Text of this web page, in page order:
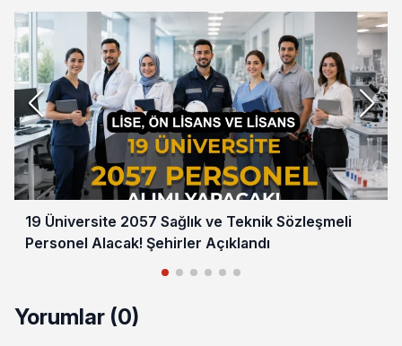
19 Üniversite 2057 Sağlık ve Teknik Sözleşmeli
Personel Alacak! Şehirler Açıklandı
Yorumlar (0)